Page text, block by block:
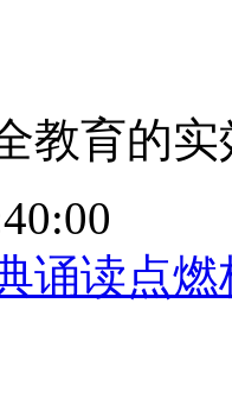
教育的实
诵读点